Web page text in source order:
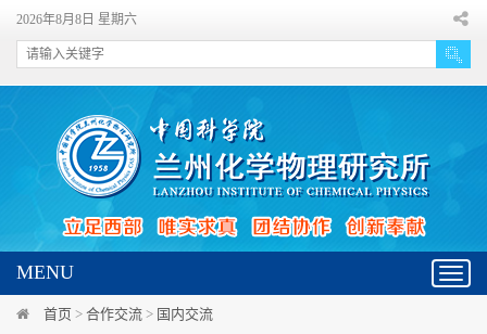
2026年8月8日 星期六
MENU
首页 > 合作交流 > 国内交流